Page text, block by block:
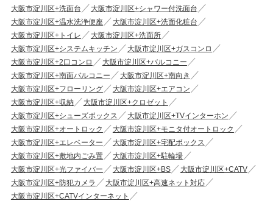
大阪市淀川区+洗面台
大阪市淀川区+シャワー付洗面台
大阪市淀川区+温水洗浄便座
大阪市淀川区+洗面化粧台
大阪市淀川区+トイレ
大阪市淀川区+洗面所
大阪市淀川区+システムキッチン
大阪市淀川区+ガスコンロ
大阪市淀川区+2口コンロ
大阪市淀川区+バルコニー
大阪市淀川区+南面バルコニー
大阪市淀川区+南向き
大阪市淀川区+フローリング
大阪市淀川区+エアコン
大阪市淀川区+収納
大阪市淀川区+クロゼット
大阪市淀川区+シューズボックス
大阪市淀川区+TVインターホン
大阪市淀川区+オートロック
大阪市淀川区+モニタ付オートロック
大阪市淀川区+エレベーター
大阪市淀川区+宅配ボックス
大阪市淀川区+敷地内ごみ置
大阪市淀川区+駐輪場
大阪市淀川区+光ファイバー
大阪市淀川区+BS
大阪市淀川区+CATV
大阪市淀川区+防犯カメラ
大阪市淀川区+高速ネット対応
大阪市淀川区+CATVインターネット